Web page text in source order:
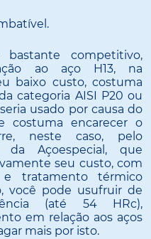
competitivo,
ao aço H13, na
baixo custo, costuma
categoria AISI P20 ou
usado por causa do
costuma encarecer o
neste caso, pelo
da Açoespecial, que
seu custo, com
tratamento térmico
você pode usufruir de
(até 54 HRc),
em relação aos aços
mais por isto.